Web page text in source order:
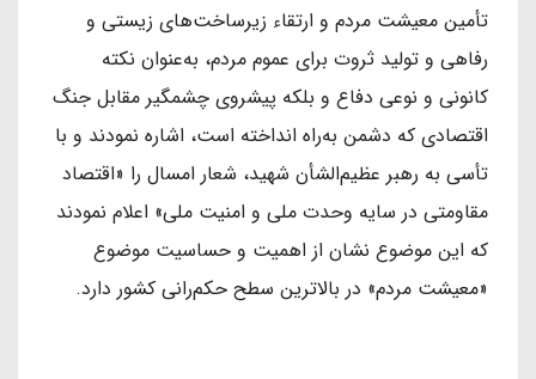
تأمین معیشت مردم و ارتقاء زیرساخت‌های زیستی و
رفاهی و تولید ثروت برای عموم مردم، به‌عنوان نکته
کانونی و نوعی دفاع و بلکه پیشروی چشمگیر مقابل جنگ
اقتصادی که دشمن به‌راه انداخته است، اشاره نمودند و با
تأسی به رهبر عظیم‌الشأن شهید، شعار امسال را «اقتصاد
مقاومتی در سایه وحدت ملی و امنیت ملی» اعلام نمودند
که این موضوع نشان از اهمیت و حساسیت موضوع
«معیشت مردم» در بالاترین سطح حکم‌رانی کشور دارد.